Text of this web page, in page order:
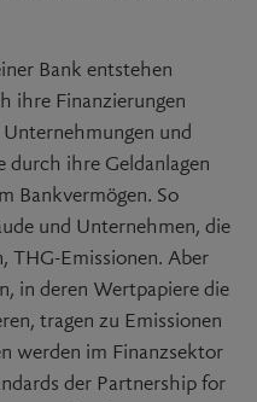
Bank entstehen
ihre Finanzierungen
und
durch ihre Geldanlagen
Bankvermögen. So
und Unternehmen, die
THG-Emissionen. Aber
in deren Wertpapiere die
tragen zu Emissionen
werden im Finanzsektor
der Partnership for